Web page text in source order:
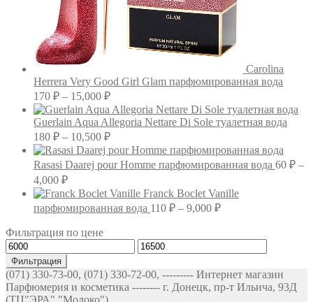
Carolina
Herrera Very Good Girl Glam парфюмированная вода
170 ₽ – 15,000 ₽Диапазон
цен:
170 ₽
–
15,000 ₽
Guerlain Aqua Allegoria Nettare Di Sole туалетная вода
180 ₽ – 10,500 ₽Диапазон
цен:
180 ₽
10,500 ₽
Rasasi Daarej pour Homme парфюмированная вода 60 ₽ –
4,000 ₽Диапазон
цен:
60 ₽
4,000 ₽
Franck Boclet Vanille
парфюмированная вода 110 ₽ – 9,000 ₽Диапазон
Фильтрация по цене
Минимальная
цена
Максимальная
цена
Фильтрация
(071) 330-73-00, (071) 330-72-00, --------- Интернет магазин
Парфюмерия и косметика -------- г. Донецк, пр-т Ильича, 93Д
(ТЦ"ЭРА","Молоко")